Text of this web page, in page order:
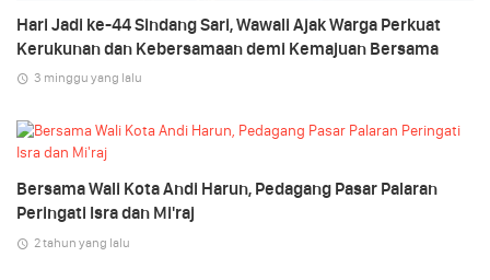
Hari Jadi ke-44 Sindang Sari, Wawali Ajak Warga Perkuat
Kerukunan dan Kebersamaan demi Kemajuan Bersama
3 minggu yang lalu
Bersama Wali Kota Andi Harun, Pedagang Pasar Palaran
Peringati Isra dan Mi'raj
2 tahun yang lalu